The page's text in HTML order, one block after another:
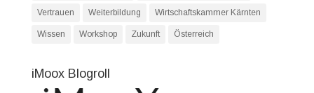
Vertrauen Weiterbildung Wirtschaftskammer Kärnten
Wissen Workshop Zukunft Österreich
iMoox Blogroll